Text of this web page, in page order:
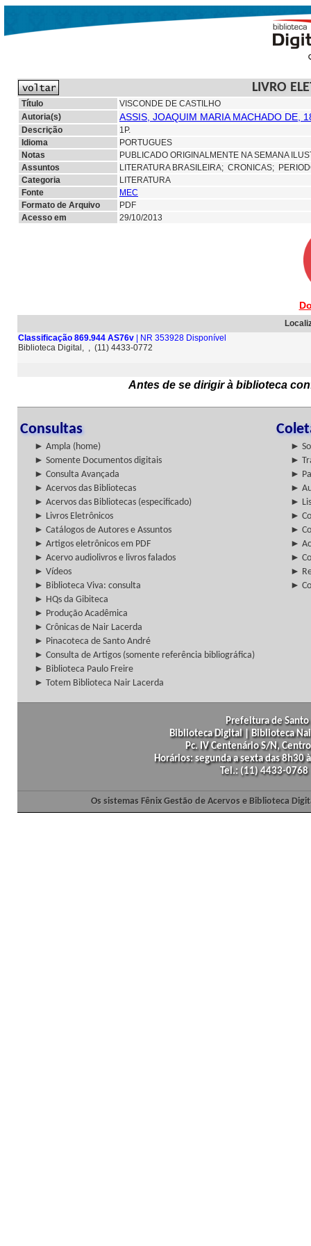
LIVRO
Título
VISCONDE DE CASTILHO
Autoria(s)
ASSIS, JOAQUIM MARIA MACHADO DE,
Descrição
1P.
Idioma
PORTUGUES
Notas
PUBLICADO ORIGINALMENTE NA SEMANA
Assuntos
LITERATURA BRASILEIRA; CRONICAS;
Categoria
LITERATURA
Fonte
MEC
Formato de Arquivo
PDF
Acesso em
29/10/2013
Classificação 869.944 AS76v | NR 353928 Disponível
Biblioteca Digital, , (11) 4433-0772
Antes de se dirigir à biblioteca
Consultas
► Ampla (home)
►
► Somente Documentos digitais
►
► Consulta Avançada
►
► Acervos das Bibliotecas
►
► Acervos das Bibliotecas (especificado)
►
► Livros Eletrônicos
►
► Catálogos de Autores e Assuntos
►
► Artigos eletrônicos em PDF
►
► Acervo audiolivros e livros falados
►
► Vídeos
►
► Biblioteca Viva: consulta
►
► HQs da Gibiteca
► Produção Acadêmica
► Crônicas de Nair Lacerda
► Pinacoteca de Santo André
► Consulta de Artigos (somente referência bibliográfica)
► Biblioteca Paulo Freire
► Totem Biblioteca Nair Lacerda
Prefeitura de
Biblioteca Digital | Biblioteca
Pc. IV Centenário S/N,
Horários: segunda a sexta das
Tel.: (11) 4433-
Os sistemas Fênix Gestão de Acervos e Biblioteca